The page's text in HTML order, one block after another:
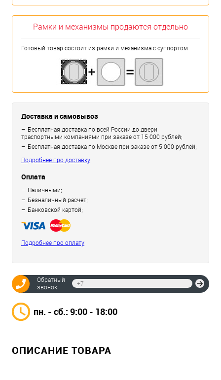
Рамки и механизмы продаются отдельно
Готовый товар состоит из рамки и механизма с суппортом
Доставка и самовывоз
Бесплатная доставка по всей России до двери
траспортными компаниями при заказе от 15 000 рублей;
Бесплатная доставка по Москве при заказе от 5 000 рублей;
Подробнее про доставку
Оплата
Наличными;
Безналичный расчет;
Банковской картой;
Подробнее про оплату
Обратный
звонок
пн. - сб.: 9:00 - 18:00
ОПИСАНИЕ ТОВАРА